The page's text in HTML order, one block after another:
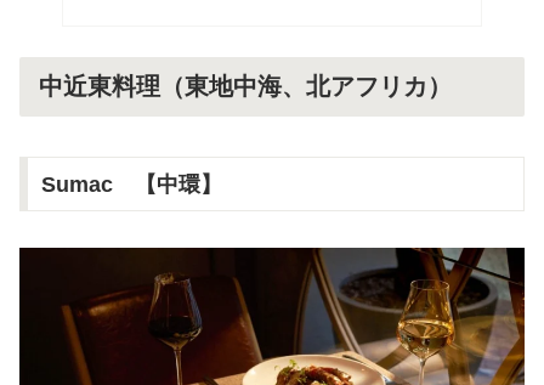
中近東料理（東地中海、北アフリカ）
Sumac 【中環】